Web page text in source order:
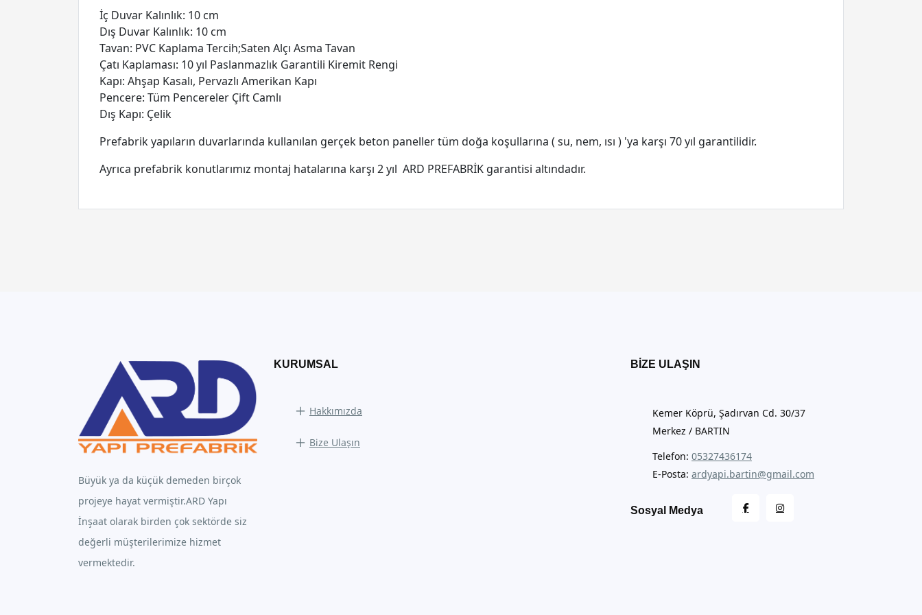
İç Duvar Kalınlık: 10 cm
Dış Duvar Kalınlık: 10 cm
Tavan: PVC Kaplama Tercih;Saten Alçı Asma Tavan
Çatı Kaplaması: 10 yıl Paslanmazlık Garantili Kiremit Rengi
Kapı: Ahşap Kasalı, Pervazlı Amerikan Kapı
Pencere: Tüm Pencereler Çift Camlı
Dış Kapı: Çelik
Prefabrik yapıların duvarlarında kullanılan gerçek beton paneller tüm doğa koşullarına ( su, nem, ısı ) 'ya karşı 70 yıl garantilidir.
Ayrıca prefabrik konutlarımız montaj hatalarına karşı 2 yıl ARD PREFABRİK garantisi altındadır.
Büyük ya da küçük demeden birçok
projeye hayat vermiştir.ARD Yapı
İnşaat olarak birden çok sektörde siz
değerli müşterilerimize hizmet
vermektedir.
KURUMSAL
Hakkımızda
Bize Ulaşın
BIZE ULAŞIN
Kemer Köprü, Şadırvan Cd. 30/37
Merkez / BARTIN
Telefon: 05327436174
E-Posta: ardyapi.bartin@gmail.com
Sosyal Medya